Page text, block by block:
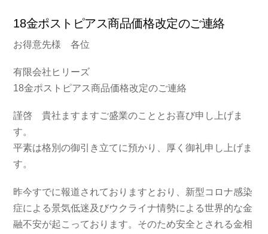
18金ポストピアス商品価格改定のご連絡
お得意先様 各位
有限会社ヒリーズ
18金ポストピアス商品価格改定のご連絡
謹啓 貴社ますますご盛業のこととお喜び申し上げま
す。
平素は格別の御引き立てに預かり、厚く御礼申し上げま
す。
昨今すでに報道されておりますとおり、新型コロナ感染
症による景気低迷及びウクライナ情勢による世界的な金
融不安が起こっております。そのため安全とされる金相